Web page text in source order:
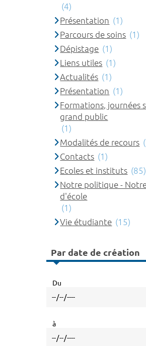
(4)
Présentation (1)
Parcours de soins (1)
Dépistage (1)
Liens utiles (1)
Actualités (1)
Présentation (1)
Formations, journées
grand public
(1)
Modalités de recours
Contacts (1)
Ecoles et instituts (85)
Notre politique -
d'école
(1)
Vie étudiante (15)
Par date de création
Du
à